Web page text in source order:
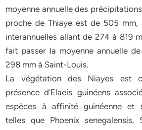
moyenne annuelle des
proche de Thiaye est de 505 mm,
interannuelles allant de 274 à 819
fait passer la moyenne annuelle
298 mm à Saint-Louis.
La végétation des Niayes est
présence d’Elaeis guinéens
espèces à affinité guinéenne et
telles que Phoenix senegalensis,